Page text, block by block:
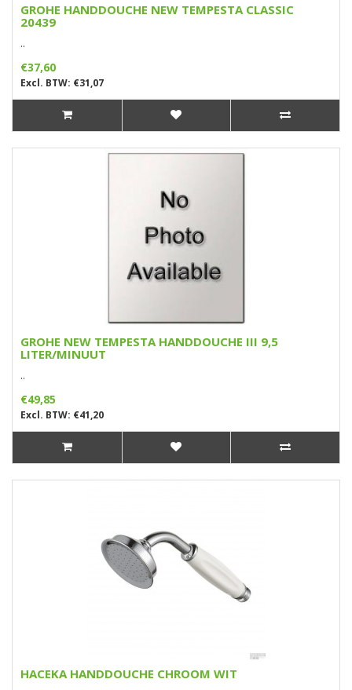
GROHE HANDDOUCHE NEW TEMPESTA CLASSIC
20439
..
€37,60
Excl. BTW: €31,07
GROHE NEW TEMPESTA HANDDOUCHE III 9,5
LITER/MINUUT
..
€49,85
Excl. BTW: €41,20
HACEKA HANDDOUCHE CHROOM WIT